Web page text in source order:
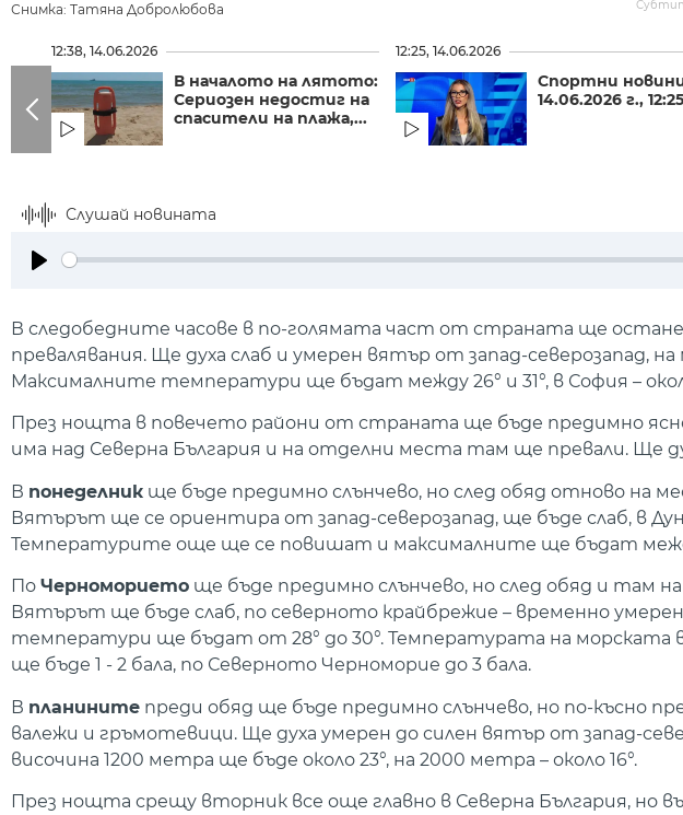
Снимка: Татяна Добролюбова
12:38, 14.06.2026
В началото на лятото:
Сериозен недостиг на
спасители на плажа,...
12:25, 14.06.2026
Спортни
14.06.2026 г.,
Слушай новината
В следобедните часове в по-голямата част от страната ще остане
превалявания. Ще духа слаб и умерен вятър от запад-северозапад,
Максималните температури ще бъдат между 26° и 31°, в София –
През нощта в повечето райони от страната ще бъде предимно
има над Северна България и на отделни места там ще превали. Ще
В понеделник ще бъде предимно слънчево, но след обяд отново на
Вятърът ще се ориентира от запад-северозапад, ще бъде слаб, в
Температурите още ще се повишат и максималните ще бъдат между
По Черноморието ще бъде предимно слънчево, но след обяд и там
Вятърът ще бъде слаб, по северното крайбрежие – временно
температури ще бъдат от 28° до 30°. Температурата на морската
ще бъде 1 - 2 бала, по Северното Черноморие до 3 бала.
В планините преди обяд ще бъде предимно слънчево, но по-късно
валежи и гръмотевици. Ще духа умерен до силен вятър от запад-
височина 1200 метра ще бъде около 23°, на 2000 метра – около 16°.
През нощта срещу вторник все още главно в Северна България, но